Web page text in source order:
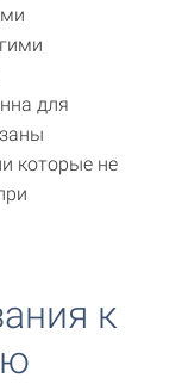
для
которые не
к